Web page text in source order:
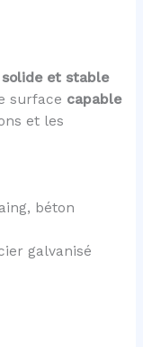
et stable
surface capable
et les
béton
galvanisé